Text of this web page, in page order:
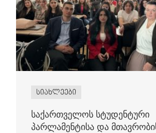
სიახლეები
საქართველოს სტუდენტური
პარლამენტისა და